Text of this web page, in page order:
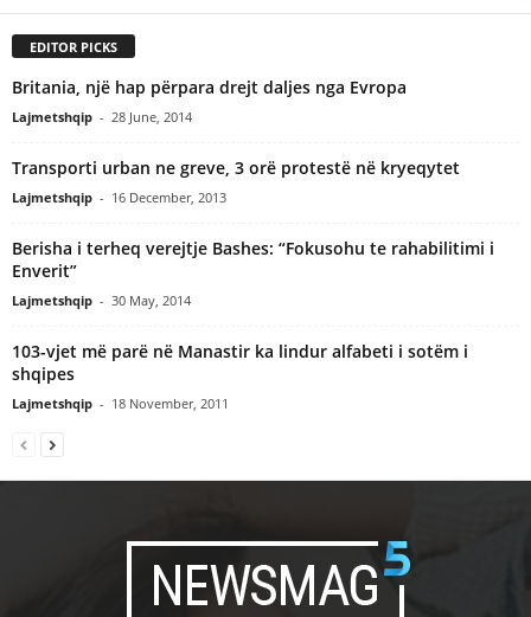
EDITOR PICKS
Britania, një hap përpara drejt daljes nga Evropa
Lajmetshqip - 28 June, 2014
Transporti urban ne greve, 3 orë protestë në kryeqytet
Lajmetshqip - 16 December, 2013
Berisha i terheq verejtje Bashes: “Fokusohu te rahabilitimi i
Enverit”
Lajmetshqip - 30 May, 2014
103-vjet më parë në Manastir ka lindur alfabeti i sotëm i
shqipes
Lajmetshqip - 18 November, 2011